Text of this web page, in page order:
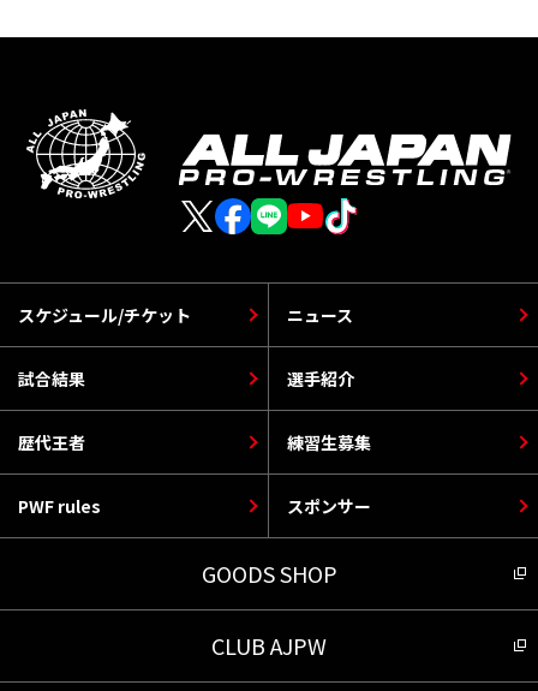
スケジュール/チケット
選手紹介
PWF rules
ニュース
歴代王者
スポンサー
試合結果
練習生募集
GOODS SHOP
CLUB AJPW